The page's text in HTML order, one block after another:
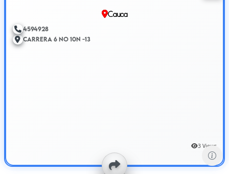
Cauca
4594928
Carrera 6 No 10N -13
3 Views